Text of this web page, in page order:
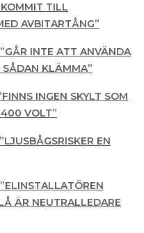
TILL
AVBITARTÅNG”
INTE ATT ANVÄNDA
KLÄMMA”
INGEN SKYLT SOM
VOLT”
EN
ÄR NEUTRALLEDARE